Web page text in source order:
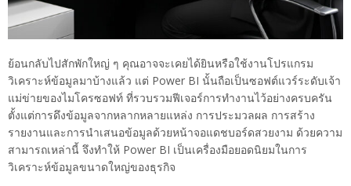
ย้อนกลับไปสักพักใหญ่ ๆ คุณอาจจะเคยได้ยินหรือใช้งานโปรแกรม
วิเคราะห์ข้อมูลมาบ้างแล้ว แต่ Power BI นั้นถือเป็นซอฟต์แวร์ระดับเจ้า
แม่ข่ายของไมโครซอฟท์ ที่รวบรวมฟีเจอร์การทำงานไว้อย่างครบครัน
ตั้งแต่การดึงข้อมูลจากหลากหลายแหล่ง การประมวลผล การสร้าง
รายงานและการนำเสนอข้อมูลด้วยหน้าจอแดชบอร์ดสวยงาม ด้วยความ
สามารถเหล่านี้ จึงทำให้ Power BI เป็นเครื่องมือยอดนิยมในการ
วิเคราะห์ข้อมูลขนาดใหญ่ของธุรกิจ